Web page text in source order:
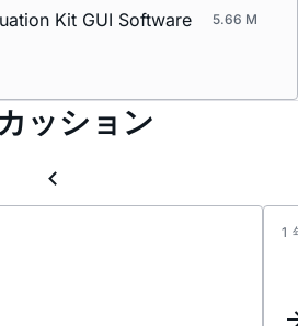
Kit GUI Software
5.66 M
ッション
1